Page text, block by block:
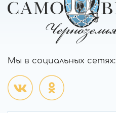
Мы в социальных сетях: